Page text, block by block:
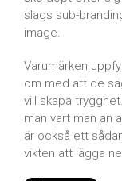
slags sub-
image.
Varumärken
om med att de
vill skapa
man vart man än
är också ett
vikten att lägga